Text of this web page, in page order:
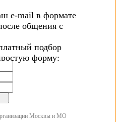
e-mail в формате
общения с
подбор
форму:
Москвы и МО